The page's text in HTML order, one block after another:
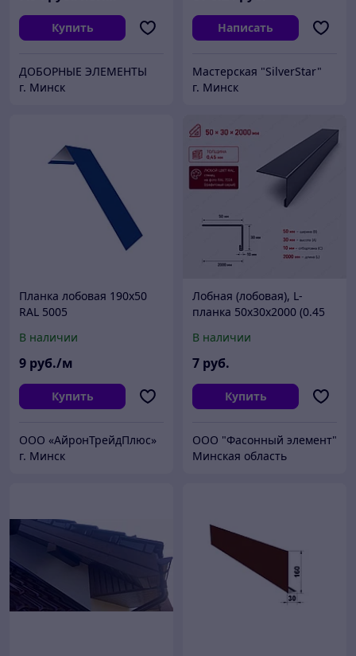
Купить
ДОБОРНЫЕ ЭЛЕМЕНТЫ
г. Минск
Написать
Мастерская "SilverStar"
г. Минск
Планка лобовая 190х50
RAL 5005
В наличии
9 руб./м
Купить
ООО «АйронТрейдПлюс»
г. Минск
Лобная (лобовая), L-
планка 50х30х2000 (0.45
В наличии
7 руб.
Купить
ООО "Фасонный элемент"
Минская область